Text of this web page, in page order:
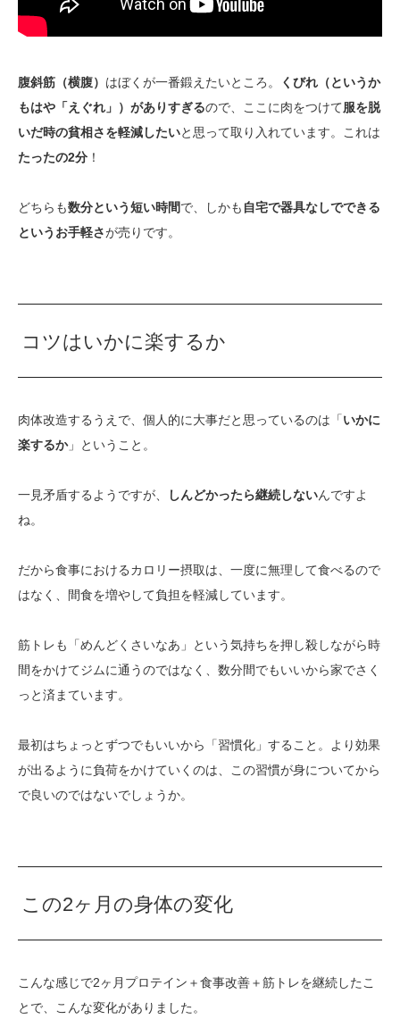
腹斜筋（横腹） はぼくが一番鍛えたいところ。
くびれ（というか
もはや「えぐれ」）がありすぎるので、ここに肉をつけて服を脱
いだ時の貧相さを軽減したいと思って取り入れています。これは
たったの2分 ！
どちらも数分という短い時間で、しかも 自宅で器具なしでできる
というお手軽さが売りです。
コツはいかに楽するか
肉体改造するうえで、個人的に大事だと思っているのは「いかに
楽するか」ということ。
一見矛盾するようですが、 しんどかったら継続しないんですよ
ね。
だから食事におけるカロリー摂取は、一度に無理して食べるので
はなく、間食を増やして負担を軽減しています。
筋トレも「めんどくさいなあ」という気持ちを押し殺しながら時
間をかけてジムに通うのではなく、数分間でもいいから家でさく
っと済まています。
最初はちょっとずつでもいいから「習慣化」すること。より効果
が出るように負荷をかけていくのは、この習慣が身についてから
で良いのではないでしょうか。
この2ヶ月の身体の変化
こんな感じで2ヶ月プロテイン＋食事改善＋筋トレを継続したこ
とで、こんな変化がありました。